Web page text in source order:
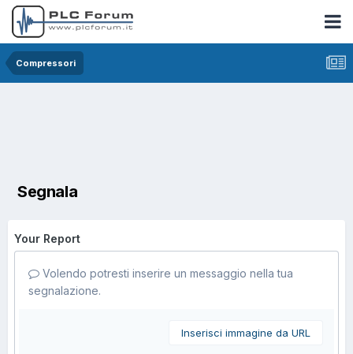
Compressori
Segnala
Your Report
Volendo potresti inserire un messaggio nella tua
segnalazione.
Inserisci immagine da URL